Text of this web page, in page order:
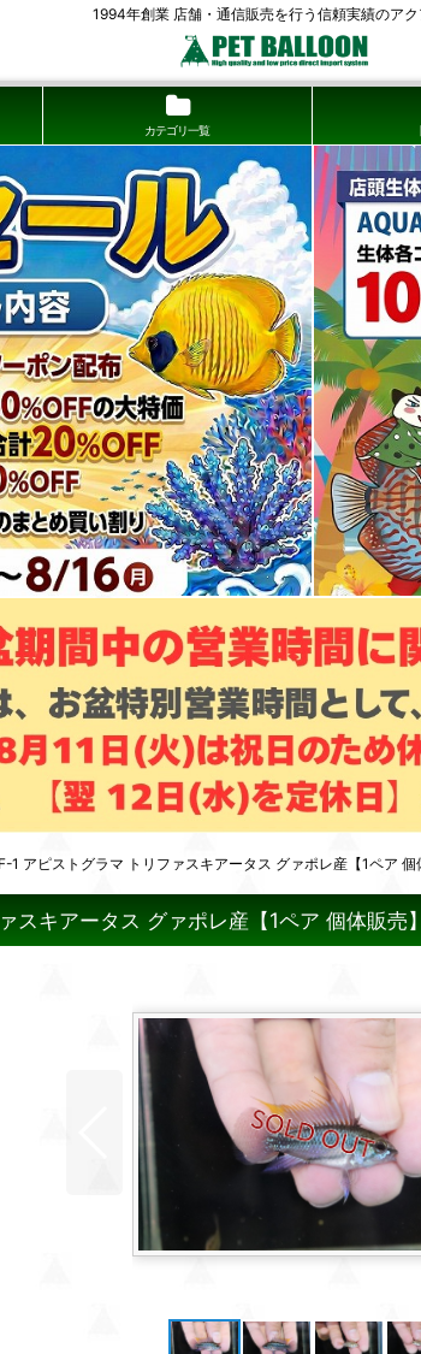
1994年創業 店舗・通信販売を行う信頼実績のア
カテゴリ一覧
1 アピストグラマ トリファスキアータス グァポレ産【1ペア
スキアータス グァポレ産【1ペア 個体販売